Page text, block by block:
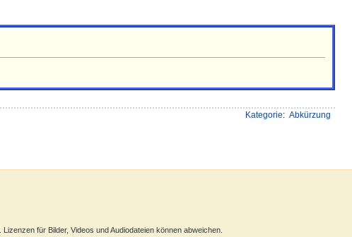
Kategorie: Abkürzung
für Bilder, Videos und Audiodateien können abweichen.